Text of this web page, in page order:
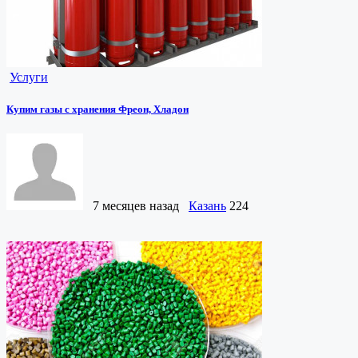
Услуги
Купим газы с хранения Фреон, Хладон
7 месяцев назад Казань 224